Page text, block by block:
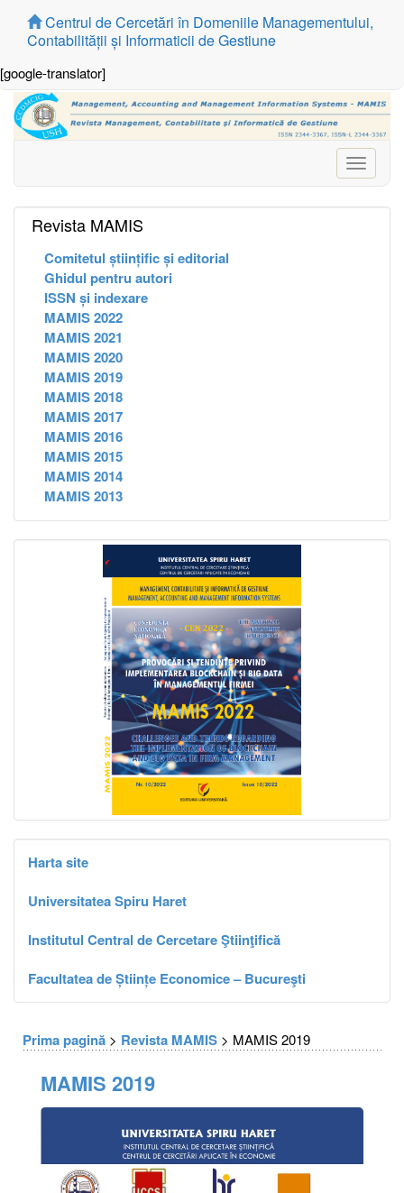
Centrul de Cercetări în Domeniile Managementului,
Contabilității și Informaticii de Gestiune
[google-translator]
Toggle
Revista MAMIS
Comitetul științific și editorial
Ghidul pentru autori
ISSN și indexare
MAMIS 2022
MAMIS 2021
MAMIS 2020
MAMIS 2019
MAMIS 2018
MAMIS 2017
MAMIS 2016
MAMIS 2015
MAMIS 2014
MAMIS 2013
Harta site
Universitatea Spiru Haret
Institutul Central de Cercetare Ştiinţifică
Facultatea de Științe Economice – Bucureşti
Prima pagină > Revista MAMIS > MAMIS 2019
MAMIS 2019